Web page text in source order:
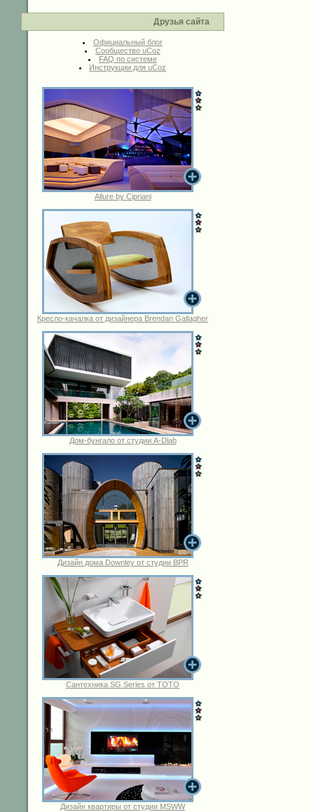
Друзья сайта
Официальный блог
Сообщество uCoz
FAQ по системе
Инструкции для uCoz
Allure by Cipriani
Кресло-качалка от дизайнера Brendan Gallagher
Дом-бунгало от студии A-Dlab
Дизайн дома Downley от студии BPR
Сантехника SG Series от TOTO
Дизайн квартиры от студии MSWW